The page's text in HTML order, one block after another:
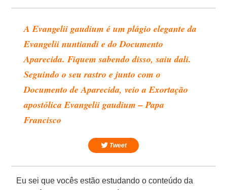
A Evangelii gaudium é um plágio elegante da
Evangelii nuntiandi e do Documento
Aparecida. Fiquem sabendo disso, saiu dali.
Seguindo o seu rastro e junto com o
Documento de Aparecida, veio a Exortação
apostólica Evangelii gaudium – Papa
Francisco
Tweet
Eu sei que vocês estão estudando o conteúdo da